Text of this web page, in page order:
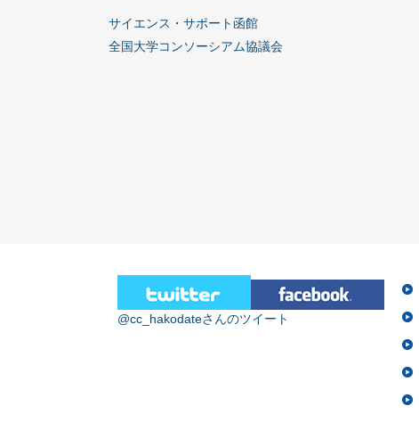
サイエンス・サポート函館
全国大学コンソーシアム協議会
@cc_hakodateさんのツイート